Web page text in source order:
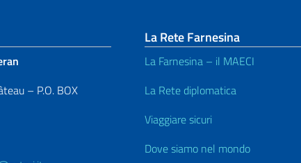
– P.O. BOX
La Rete Farnesina
La Farnesina – il MAECI
La Rete diplomatica
Viaggiare sicuri
Dove siamo nel mondo